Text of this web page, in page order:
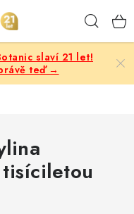
slaví 21 let!
teď →